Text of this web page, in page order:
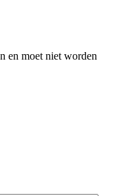
en moet niet worden